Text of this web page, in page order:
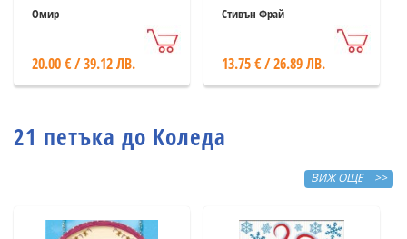
Омир
20.00 € / 39.12 ЛВ.
Стивън Фрай
13.75 € / 26.89 ЛВ.
21 петъка до Коледа
ВИЖ ОЩЕ >>